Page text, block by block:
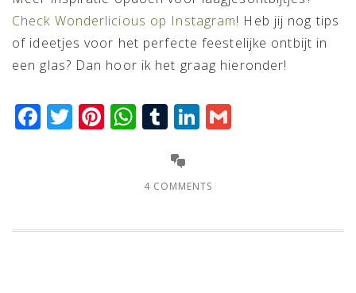
Check Wonderlicious op Instagram! Heb jij nog tips
of ideetjes voor het perfecte feestelijke ontbijt in
een glas? Dan hoor ik het graag hieronder!
Facebook
Twitter
Pinterest
WhatsApp
TumblrLinkedIn
4 COMMENTS